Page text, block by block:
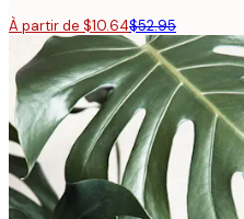
À partir de $10.64$52.95